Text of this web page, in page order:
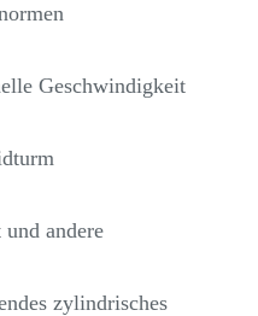
Geschwindigkeit
andere
zylindrisches